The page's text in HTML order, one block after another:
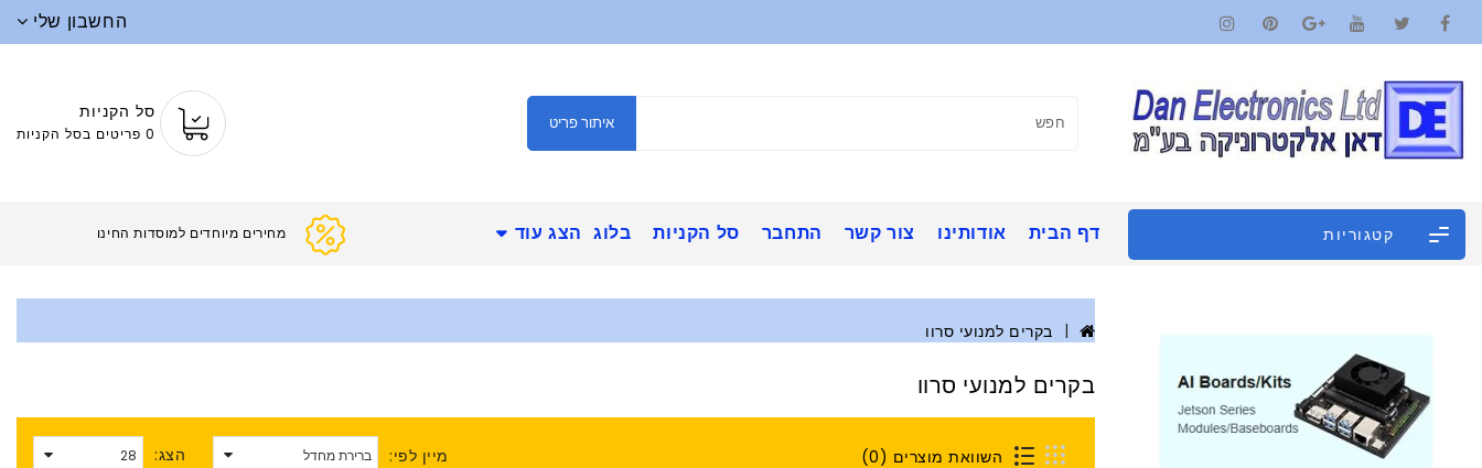
החשבון שלי
איתור פריט
סל הקניות
0 פריטים בסל הקניות
קטגוריות דף הבית אודותינו צור קשר התחבר סל הקניות בלוג הצג עוד מחירים מיוחדים למוס
בקרים למנועי סרוו
בקרים למנועי סרוו
השוואת מוצרים (0) מיין לפי: הצג: